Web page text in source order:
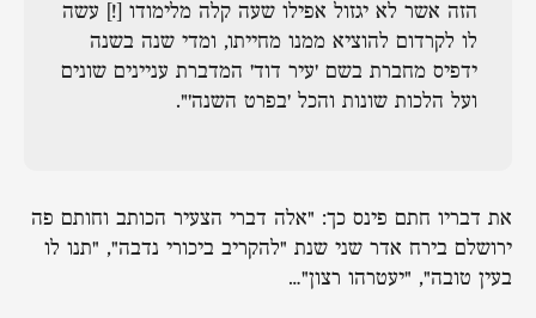
הזה אשר לא יגזול אפילו שעה קלה מלימודו [!] עשה
לו לקרדום להוציא ממנו מחייתו, ומדי שנה בשנה
ידפיס מחברת בשם 'עיר דוד' המדברת עניינים שונים
ועל הלכות שונות והכל 'בפרט השנה'".
את דבריו חתם פינס כך: "אלה דברי הצעיר הכותב וחותם פה
ירושלם בירח אדר שני שנת "להקריב ביכורי נדבה", "תנו לו
בעין טובה", "יעטרהו רצון"…